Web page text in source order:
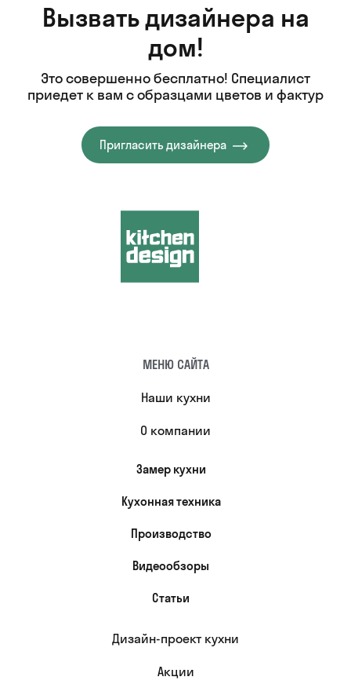
Вызвать дизайнера на
дом!
Это совершенно бесплатно! Специалист
приедет к вам с образцами цветов и фактур
Пригласить дизайнера
МЕНЮ САЙТА
Наши кухни
О компании
Замер кухни
Кухонная техника
Производство
Видеообзоры
Статьи
Дизайн-проект кухни
Акции